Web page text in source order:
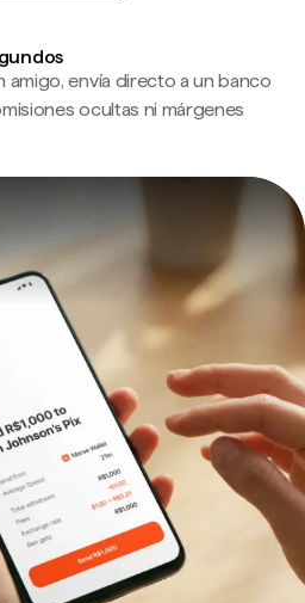
amigo, envía directo a un banco
ocultas ni márgenes